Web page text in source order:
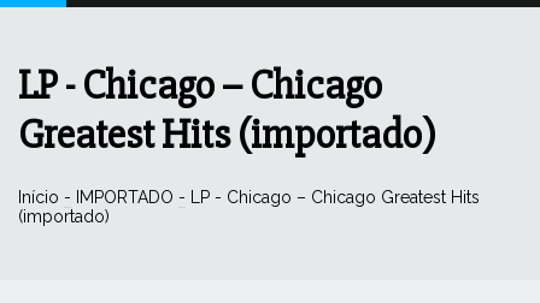
LP - Chicago ‎– Chicago
Greatest Hits (importado)
Início - IMPORTADO -
LP - Chicago ‎– Chicago Greatest Hits
(importado)